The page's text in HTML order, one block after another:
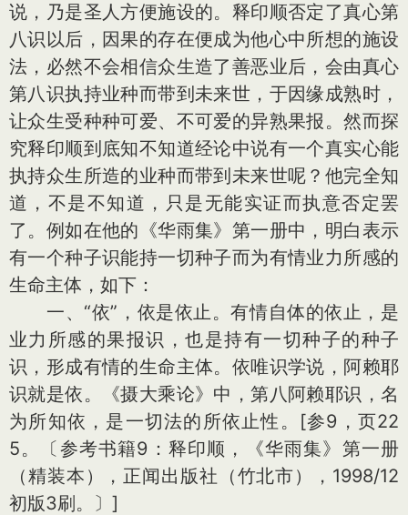
说，乃是圣人方便施设的。释印顺否定了真心第
八识以后，因果的存在便成为他心中所想的施设
法，必然不会相信众生造了善恶业后，会由真心
第八识执持业种而带到未来世，于因缘成熟时，
让众生受种种可爱、不可爱的异熟果报。然而探
究释印顺到底知不知道经论中说有一个真实心能
执持众生所造的业种而带到未来世呢？他完全知
道，不是不知道，只是无能实证而执意否定罢
了。例如在他的《华雨集》第一册中，明白表示
有一个种子识能持一切种子而为有情业力所感的
生命主体，如下：
一、“依”，依是依止。有情自体的依止，是
业力所感的果报识，也是持有一切种子的种子
识，形成有情的生命主体。依唯识学说，阿赖耶
识就是依。《摄大乘论》中，第八阿赖耶识，名
为所知依，是一切法的所依止性。[参9，页22
5。〔参考书籍9：释印顺，《华雨集》第一册
（精装本），正闻出版社（竹北市），1998/12
初版3刷。〕]